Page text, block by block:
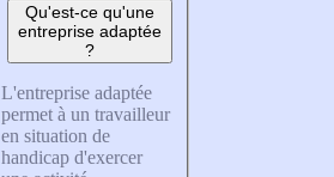
Qu'est-ce qu'une
entreprise adaptée
?
L'entreprise adaptée
permet à un travailleur
en situation de
handicap d'exercer